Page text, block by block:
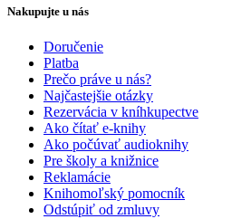
Nakupujte u nás
Doručenie
Platba
Prečo práve u nás?
Najčastejšie otázky
Rezervácia v kníhkupectve
Ako čítať e-knihy
Ako počúvať audioknihy
Pre školy a knižnice
Reklamácie
Knihomoľský pomocník
Odstúpiť od zmluvy